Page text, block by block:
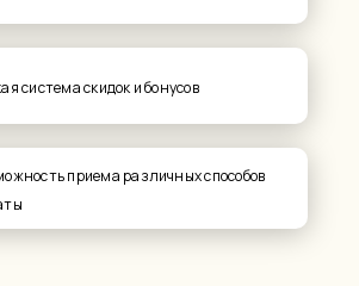
система скидок и бонусов
приема различных способов